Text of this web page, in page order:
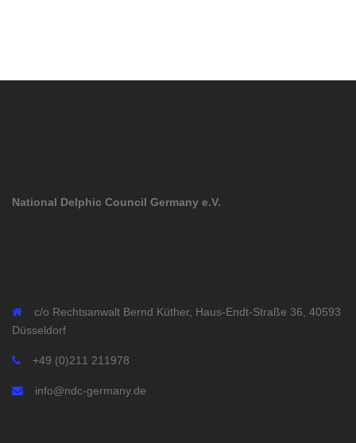
National Delphic Council Germany e.V.
c/o Rechtsanwalt Bernd Küther, Haus-Endt-Straße 36, 40593
Düsseldorf
+49 (0)211 211978
info@ndc-germany.de